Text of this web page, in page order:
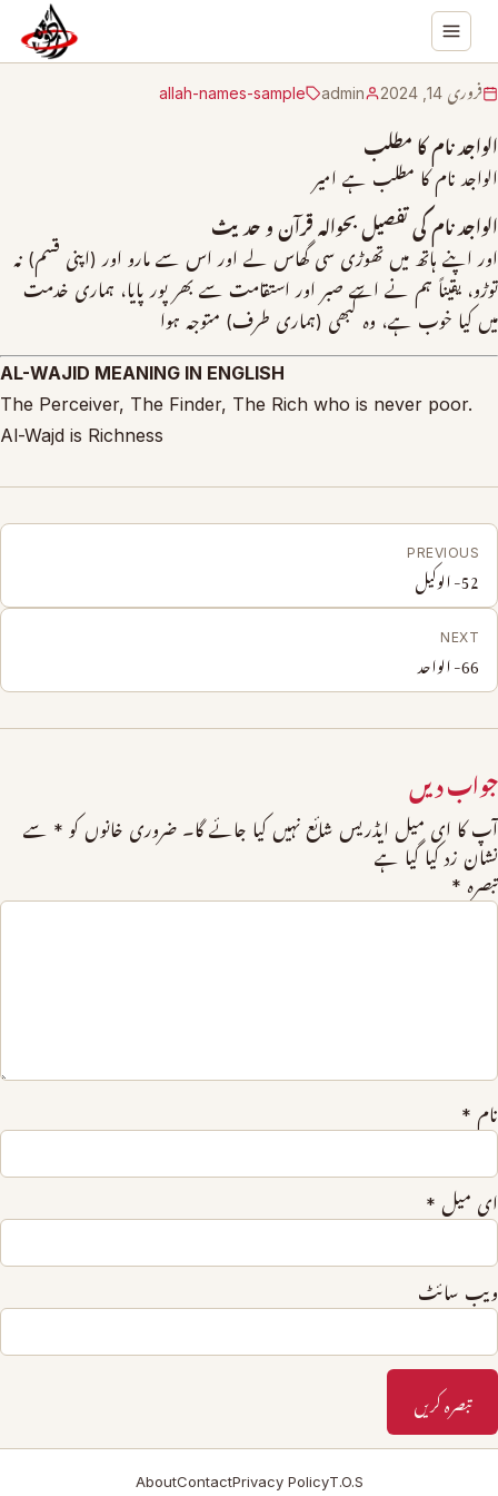
فروری 14, 2024 admin
allah-names-sample
الواجد نام کا مطلب
الواجد نام کا مطلب ہے امیر
الواجد نام کی تفصیل بحوالہ قرآن و حدیث
اور اپنے ہاتھ میں تھوڑی سی گھاس لے اور اس سے مارو اور (اپنی قسم) نہ
توڑو، یقیناً ہم نے اسے صبر اور استقامت سے بھر پور پایا، ہماری خدمت
میں کیا خوب ہے، وہ کبھی (ہماری طرف) متوجہ ہوا
AL-WAJID MEANING IN ENGLISH
The Perceiver, The Finder, The Rich who is never poor.
Al-Wajd is Richness
PREVIOUS
52- الوکیل
NEXT
66- الواحد
جواب دیں
آپ کا ای میل ایڈریس شائع نہیں کیا جائے گا۔ ضروری خانوں کو * سے
نشان زد کیا گیا ہے
تبصرہ *
نام *
ای میل *
ویب‌ سائٹ
AboutContactPrivacy PolicyT.O.S